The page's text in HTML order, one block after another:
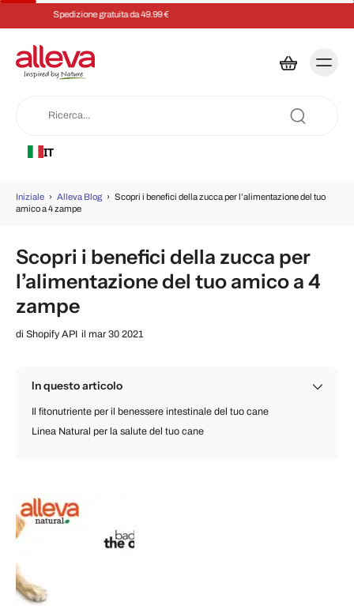
Risparmia il 5% su ogni ordine con un abbonamento
IT
Iniziale › Alleva Blog › Scopri i benefici della zucca per l’alimentazione del tuo
amico a 4 zampe
Scopri i benefici della zucca per
l’alimentazione del tuo amico a 4
zampe
di Shopify API il mar 30 2021
In questo articolo
Il fitonutriente per il benessere intestinale del tuo cane
Linea Natural per la salute del tuo cane